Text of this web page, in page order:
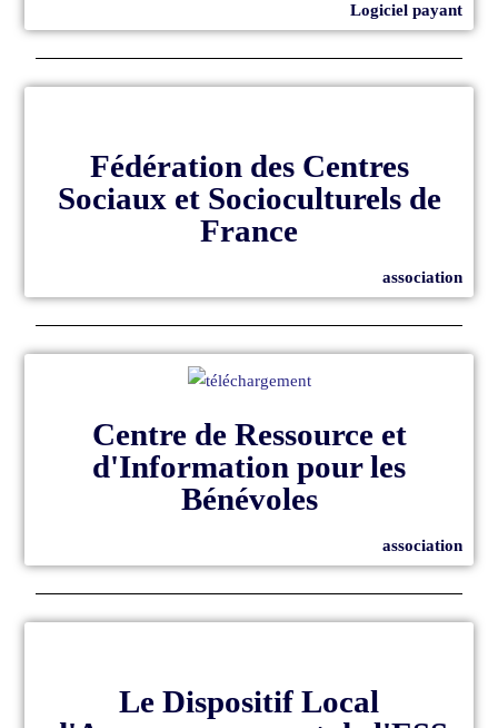
Logiciel payant
Fédération des Centres
Sociaux et Socioculturels de
France
association
Centre de Ressource et
d'Information pour les
Bénévoles
association
Le Dispositif Local